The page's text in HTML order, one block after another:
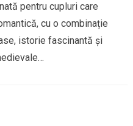
pentru cupluri care
cu o combinație
istorie fascinantă și